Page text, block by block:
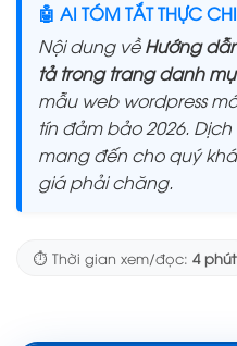
🤖 AI TÓM TẮT THỰC
Nội dung vềHướng
tả trong trang danh
mẫu web wordpress
tín đảm bảo 2026.
mang đến cho quý
giá phải chăng.
⏱️ Thời gian xem/đọc: 4 phút